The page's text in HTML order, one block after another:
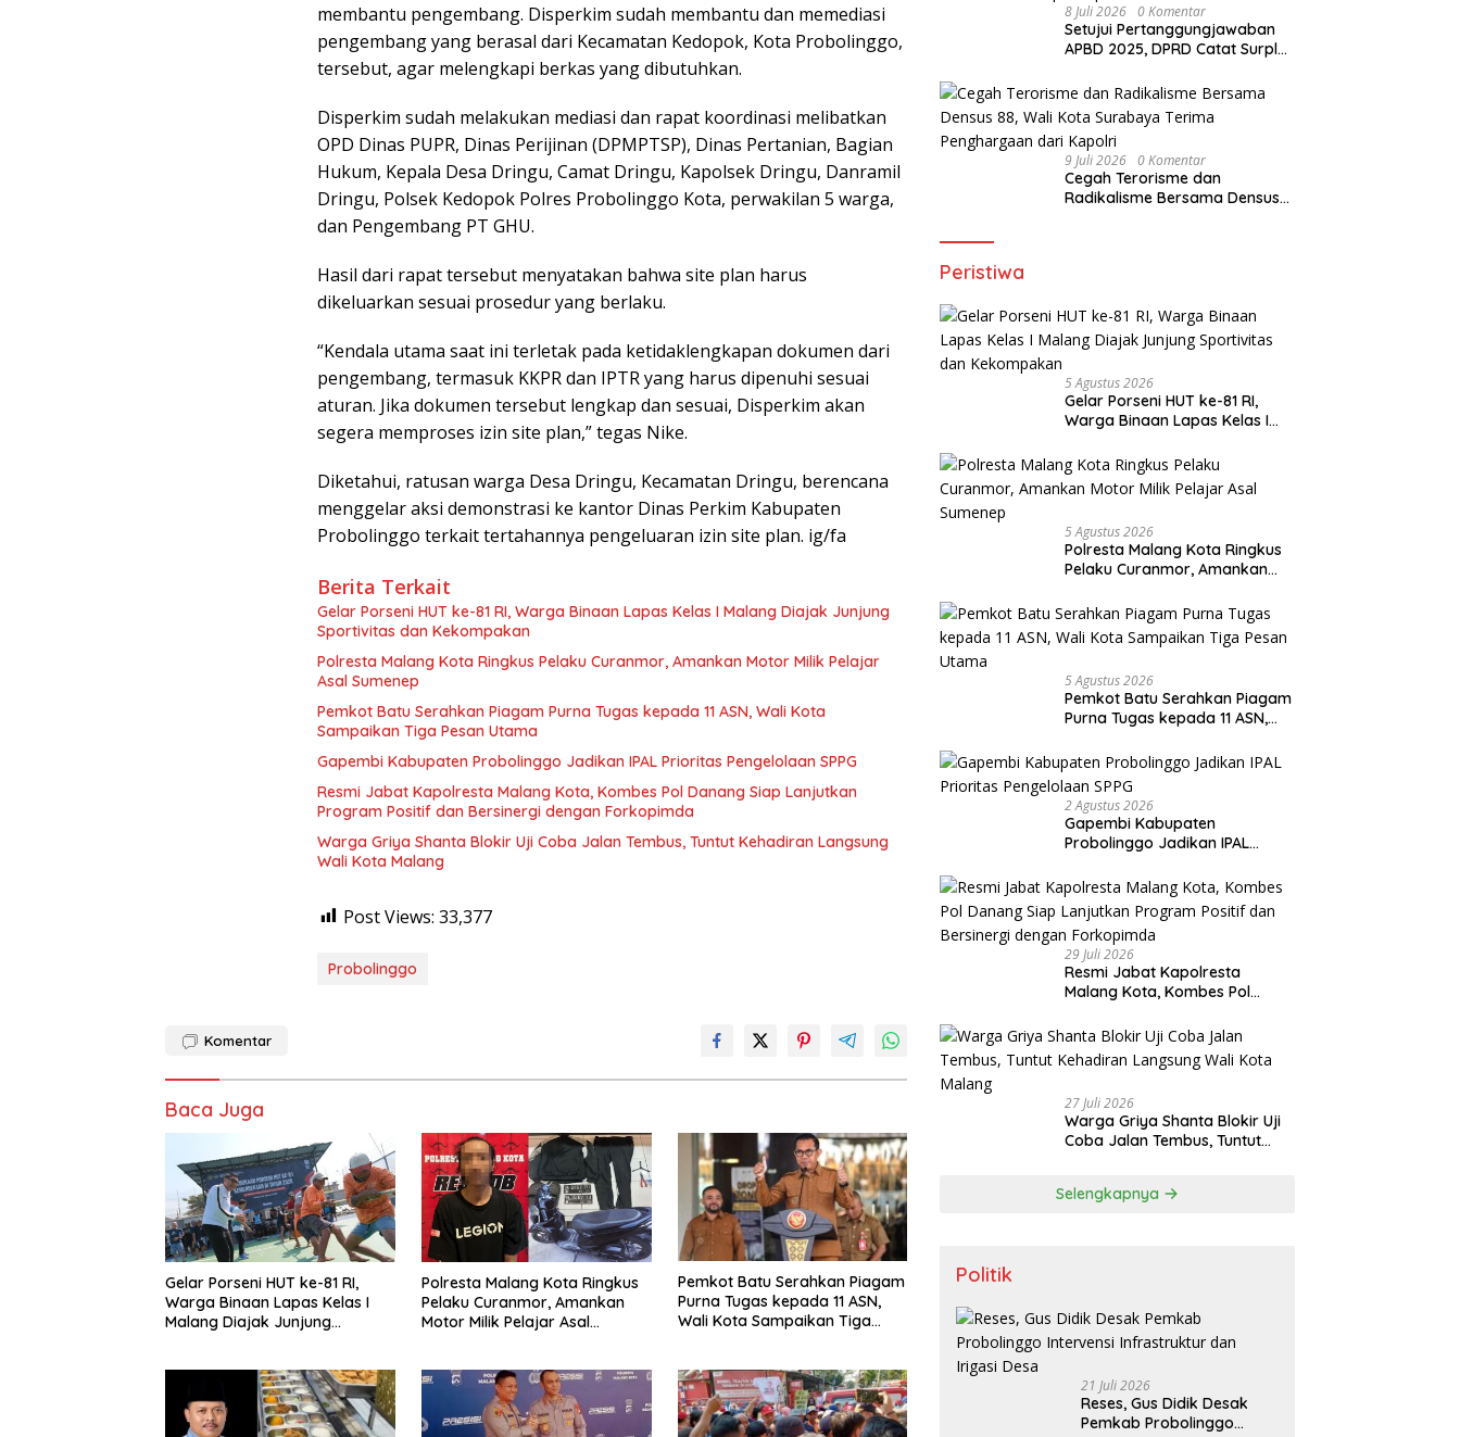
membantu pengembang. Disperkim sudah membantu dan memediasi
pengembang yang berasal dari Kecamatan Kedopok, Kota Probolinggo,
tersebut, agar melengkapi berkas yang dibutuhkan.
Disperkim sudah melakukan mediasi dan rapat koordinasi melibatkan
OPD Dinas PUPR, Dinas Perijinan (DPMPTSP), Dinas Pertanian, Bagian
Hukum, Kepala Desa Dringu, Camat Dringu, Kapolsek Dringu, Danramil
Dringu, Polsek Kedopok Polres Probolinggo Kota, perwakilan 5 warga,
dan Pengembang PT GHU.
Hasil dari rapat tersebut menyatakan bahwa site plan harus
dikeluarkan sesuai prosedur yang berlaku.
“Kendala utama saat ini terletak pada ketidaklengkapan dokumen dari
pengembang, termasuk KKPR dan IPTR yang harus dipenuhi sesuai
aturan. Jika dokumen tersebut lengkap dan sesuai, Disperkim akan
segera memproses izin site plan,” tegas Nike.
Diketahui, ratusan warga Desa Dringu, Kecamatan Dringu, berencana
menggelar aksi demonstrasi ke kantor Dinas Perkim Kabupaten
Probolinggo terkait tertahannya pengeluaran izin site plan. ig/fa
Berita Terkait
Gelar Porseni HUT ke-81 RI, Warga Binaan Lapas Kelas I Malang Diajak Junjung
Sportivitas dan Kekompakan
Polresta Malang Kota Ringkus Pelaku Curanmor, Amankan Motor Milik Pelajar
Asal Sumenep
Pemkot Batu Serahkan Piagam Purna Tugas kepada 11 ASN, Wali Kota
Sampaikan Tiga Pesan Utama
Gapembi Kabupaten Probolinggo Jadikan IPAL Prioritas Pengelolaan SPPG
Resmi Jabat Kapolresta Malang Kota, Kombes Pol Danang Siap Lanjutkan
Program Positif dan Bersinergi dengan Forkopimda
Warga Griya Shanta Blokir Uji Coba Jalan Tembus, Tuntut Kehadiran Langsung
Wali Kota Malang
Post Views: 33,377
Probolinggo
Komentar
Baca Juga
Gelar Porseni HUT ke-81 RI,
Warga Binaan Lapas Kelas I
Malang Diajak Junjung
Polresta Malang Kota Ringkus
Pelaku Curanmor, Amankan
Motor Milik Pelajar Asal
Pemkot Batu Serahkan Piagam
Purna Tugas kepada 11 ASN,
Wali Kota Sampaikan Tiga
8 Juli 2026 0 Komentar
Setujui Pertanggungjawaban
APBD 2025, DPRD Catat Surplus
9 Juli 2026 0 Komentar
Cegah Terorisme dan
Radikalisme Bersama Densus
Peristiwa
5 Agustus 2026
Gelar Porseni HUT ke-81 RI,
Warga Binaan Lapas Kelas I
Sportivitas dan Kekompakan
5 Agustus 2026
Polresta Malang Kota Ringkus
Pelaku Curanmor, Amankan
Sumenep
5 Agustus 2026
Pemkot Batu Serahkan Piagam
Purna Tugas kepada 11 ASN,
Pesan Utama
2 Agustus 2026
Gapembi Kabupaten
Probolinggo Jadikan IPAL
29 Juli 2026
Resmi Jabat Kapolresta
Malang Kota, Kombes Pol
Program Positif dan Bersinergi
dengan Forkopimda
27 Juli 2026
Warga Griya Shanta Blokir Uji
Coba Jalan Tembus, Tuntut
Selengkapnya
Politik
21 Juli 2026
Reses, Gus Didik Desak
Pemkab Probolinggo